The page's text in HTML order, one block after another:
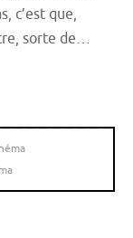
c’est que,
sorte de…